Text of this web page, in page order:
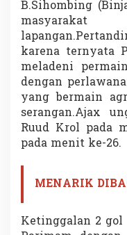
B.Sihombing
karena ternyata
meladeni
dengan
yang bermain
serangan.Ajax
Ruud Krol pada
pada menit ke-26.
MENARIK
Ketinggalan 2